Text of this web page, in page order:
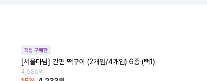
직접 구매한
[서울마님] 간편 떡구이 (2개입/4개입) 6종 (택1)
4,980원